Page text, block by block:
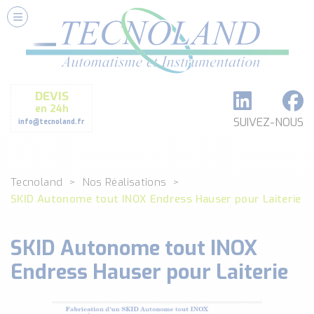
DEVIS
en 24h
info@tecnoland.fr SUIVEZ-NOUS
Nos Services
Conseils et Fourniture
Formation et Assistance
Architecture I-O Link multi fabricants
Classé par catégorie
DEBIT
ANALYSE PHYSICO-CHIMIQUE
SECURITE MACHINE
ENREGISTREUR + ACQUISITION DE DONNEES
Tecnoland
Nos Réalisations
SKID Autonome tout INOX Endress Hauser pour Laiterie
SKID Autonome tout INOX
Endress Hauser pour Laiterie